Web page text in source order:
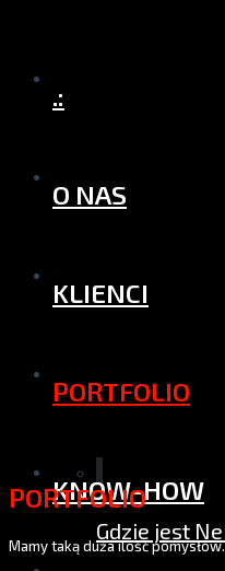
.:
O NAS
KLIENCI
Gdzie jest
PORTFOLIO
KNOW-HOW
PORTFOLIO
Mamy taką duża ilość